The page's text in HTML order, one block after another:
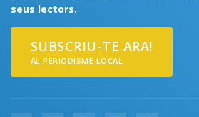
seus lectors.
SUBSCRIU-TE ARA!
AL PERIODISME LOCAL